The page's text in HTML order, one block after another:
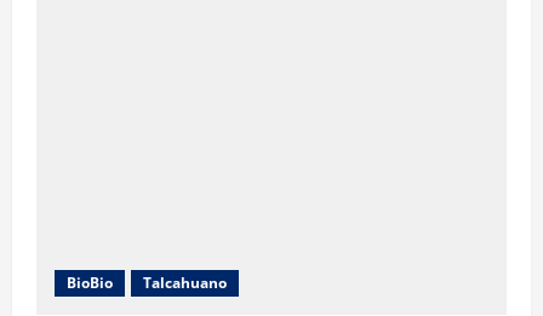
BioBio Talcahuano